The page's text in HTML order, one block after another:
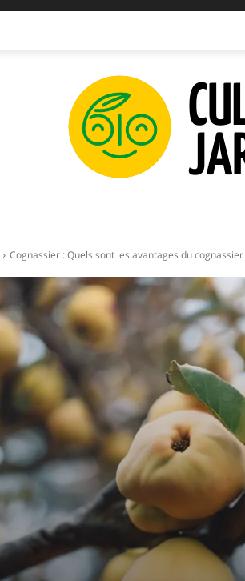
Cognassier : Quels sont les avantages du